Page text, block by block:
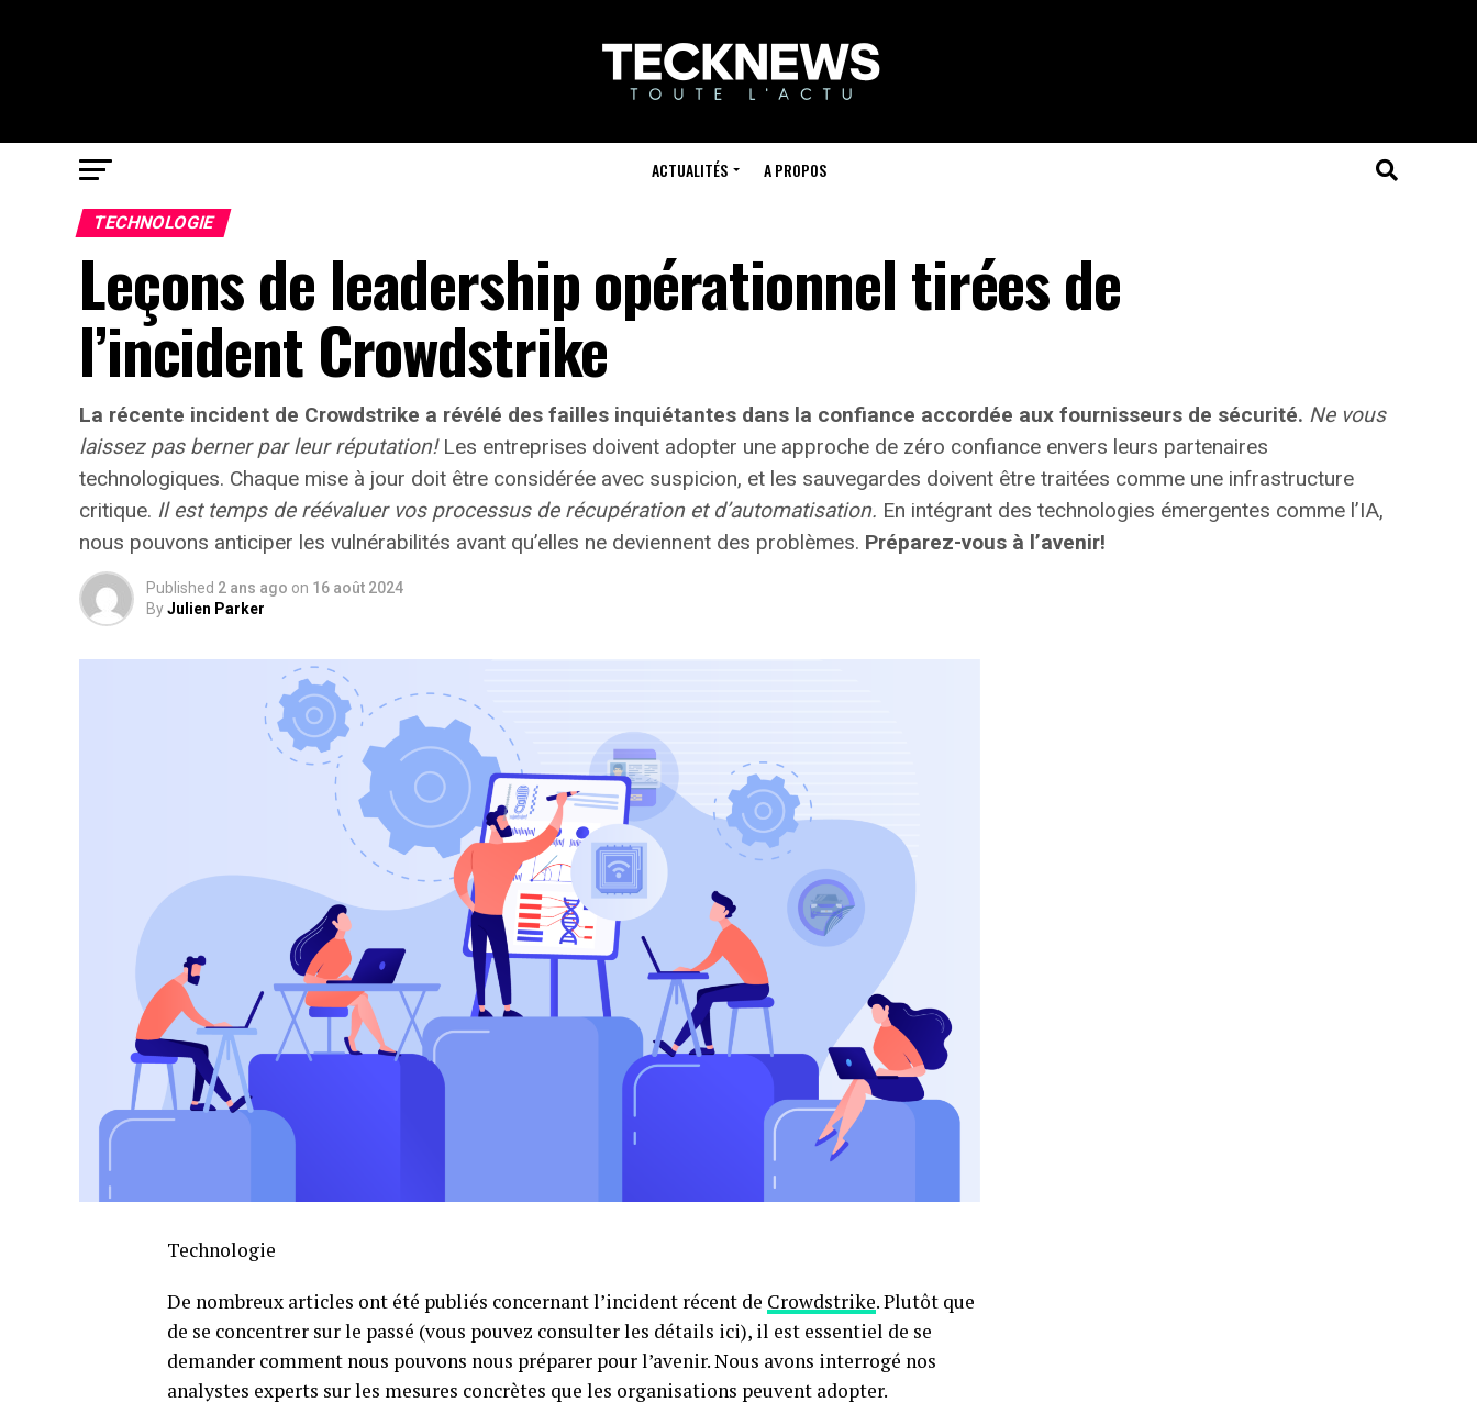
ACTUALITÉS A PROPOS
TECHNOLOGIE
Leçons de leadership opérationnel tirées de
l’incident Crowdstrike
La récente incident de Crowdstrike a révélé des failles inquiétantes dans la confiance accordée aux fournisseurs de sécurité. Ne vous
laissez pas berner par leur réputation!Les entreprises doivent adopter une approche de zéro confiance envers leurs partenaires
technologiques. Chaque mise à jour doit être considérée avec suspicion, et les sauvegardes doivent être traitées comme une infrastructure
critique. Il est temps de réévaluer vos processus de récupération et d’automatisation. En intégrant des technologies émergentes comme l’IA,
nous pouvons anticiper les vulnérabilités avant qu’elles ne deviennent des problèmes. Préparez-vous à l’avenir!
Published 2 ans ago on 16 août 2024
ByJulien Parker
Technologie
De nombreux articles ont été publiés concernant l’incident récent de Crowdstrike. Plutôt que
de se concentrer sur le passé (vous pouvez consulter les détails ici), il est essentiel de se
demander comment nous pouvons nous préparer pour l’avenir. Nous avons interrogé nos
analystes experts sur les mesures concrètes que les organisations peuvent adopter.